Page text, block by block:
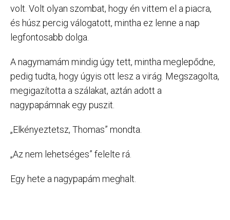
volt. Volt olyan szombat, hogy én vittem el a piacra,
és húsz percig válogatott, mintha ez lenne a nap
legfontosabb dolga.
A nagymamám mindig úgy tett, mintha meglepődne,
pedig tudta, hogy úgyis ott lesz a virág. Megszagolta,
megigazította a szálakat, aztán adott a
nagypapámnak egy puszit.
„Elkényeztetsz, Thomas” mondta.
„Az nem lehetséges” felelte rá.
Egy hete a nagypapám meghalt.